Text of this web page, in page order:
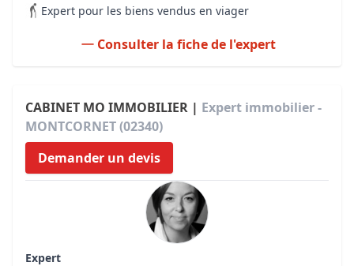
Expert pour les biens vendus en viager
Consulter la fiche de l'expert
CABINET MO IMMOBILIER | Expert immobilier -
MONTCORNET (02340)
Demander un devis
Expert